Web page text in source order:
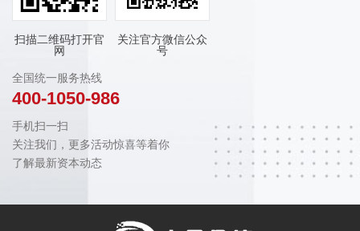
扫描二维码打开官
网
关注官方微信公众
号
全国统一服务热线
400-1050-986
手机扫一扫
关注我们，更多活动惊喜等着你
了解最新资本动态